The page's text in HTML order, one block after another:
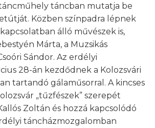
táncban mutatja be
Közben színpadra lépnek
álló művészek is,
Márta, a Muzsikás
Sándor. Az erdélyi
28-án kezdődnek a Kolozsvári
tartandó gálaműsorral. A kincses
„tűzfészek” szerepét
Zoltán és hozzá kapcsolódó
táncházmozgalomban